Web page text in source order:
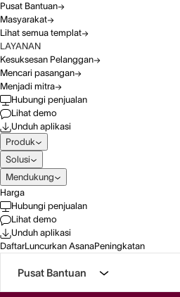
Pusat Bantuan
Masyarakat
Lihat semua templat
LAYANAN
Kesuksesan Pelanggan
Mencari pasangan
Menjadi mitra
Hubungi penjualan
Lihat demo
Unduh aplikasi
Produk
Solusi
Mendukung
Harga
Hubungi penjualan
Lihat demo
Unduh aplikasi
DaftarLuncurkan AsanaPeningkatan
Pusat Bantuan